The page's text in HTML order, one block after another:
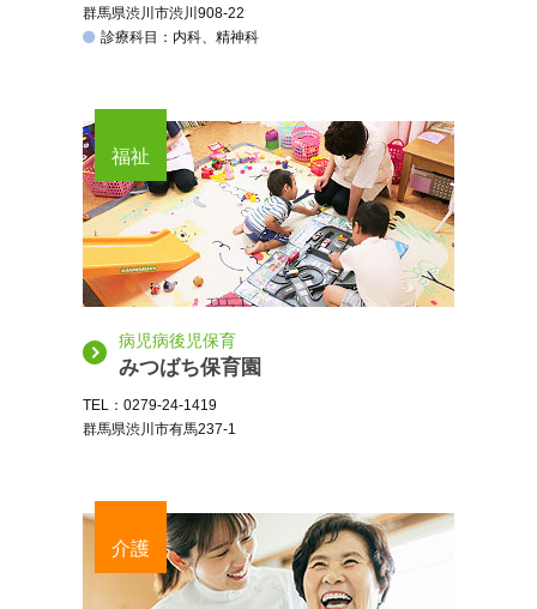
群馬県渋川市渋川908-22
診療科目：内科、精神科
福祉
病児病後児保育
みつばち保育園
TEL：0279-24-1419
群馬県渋川市有馬237-1
介護